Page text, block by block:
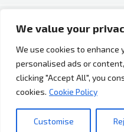
We value your
We use cookies to enhance
personalised ads or
clicking "Accept All", you
cookies. Cookie Policy
Customise
Copyright ©